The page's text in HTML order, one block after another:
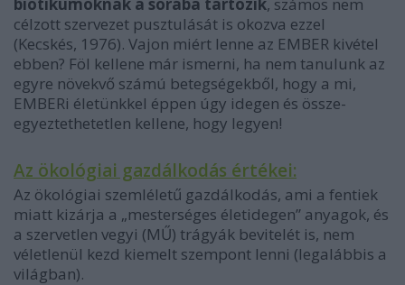
célzott szervezet pusztulását is okozva ezzel
(Kecskés, 1976). Vajon miért lenne az EMBER kivétel
ebben? Föl kellene már ismerni, ha nem tanulunk az
egyre növekvő számú betegségekből, hogy a mi,
EMBERi életünkkel éppen úgy idegen és össze-
egyeztethetetlen kellene, hogy legyen!
Az ökológiai gazdálkodás értékei:
Az ökológiai szemléletű gazdálkodás, ami a fentiek
miatt kizárja a „mesterséges életidegen” anyagok, és
a szervetlen vegyi (MŰ) trágyák bevitelét is, nem
véletlenül kezd kiemelt szempont lenni (legalábbis a
világban).